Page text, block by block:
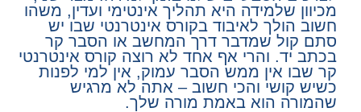
מכיוון שלמידה היא תהליך אינטימי ועדין, משהו
חשוב הולך לאיבוד בקורס אינטרנטי שבו יש
סתם קול שמדבר דרך המחשב או הסבר קר
בכתב יד. והרי אף אחד לא רוצה קורס אינטרנטי
קר שבו אין ממש הסבר עמוק, אין למי לפנות
כשיש קושי והכי חשוב – אתה לא מרגיש
שהמורה הוא באמת מורה שלך.